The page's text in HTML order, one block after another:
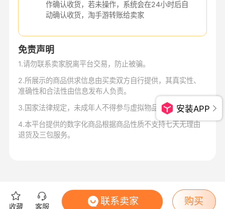
作确认收货，若未操作，系统会在24小时后自
动确认收货，淘手游转账给卖家
免责声明
1.请勿联系卖家脱离平台交易，防止被骗。
2.所展示的商品供求信息由买卖双方自行提供，其真实性、
准确性和合法性由信息发布人负责。
3.国家法律规定，未成年人不得参与虚拟物品交易。
4.本平台提供的数字化商品根据商品性质不支持七天无理由
退货及三包服务。
收藏 客服
联系卖家 购买
安装APP